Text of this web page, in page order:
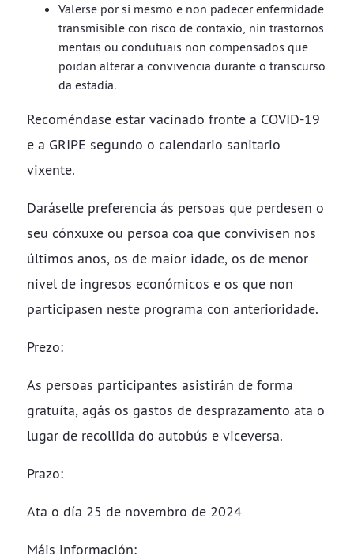
Valerse por si mesmo e non padecer enfermidade
transmisible con risco de contaxio, nin trastornos
mentais ou condutuais non compensados que
poidan alterar a convivencia durante o transcurso
da estadía.
Recoméndase estar vacinado fronte a COVID-19
e a GRIPE segundo o calendario sanitario
vixente.
Daráselle preferencia ás persoas que perdesen o
seu cónxuxe ou persoa coa que convivisen nos
últimos anos, os de maior idade, os de menor
nivel de ingresos económicos e os que non
participasen neste programa con anterioridade.
Prezo:
As persoas participantes asistirán de forma
gratuíta, agás os gastos de desprazamento ata o
lugar de recollida do autobús e viceversa.
Prazo:
Ata o día 25 de novembro de 2024
Máis información: